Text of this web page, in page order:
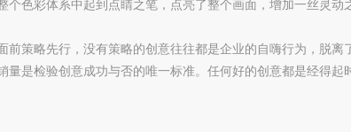
色彩体系中起到点睛之笔，点亮了整个画面，增加一丝灵动
策略先行，没有策略的创意往往都是企业的自嗨行为，脱离
是检验创意成功与否的唯一标准。任何好的创意都是经得起